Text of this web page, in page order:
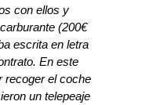
con ellos y
(200€
escrita en letra
En este
recoger el coche
un telepeaje